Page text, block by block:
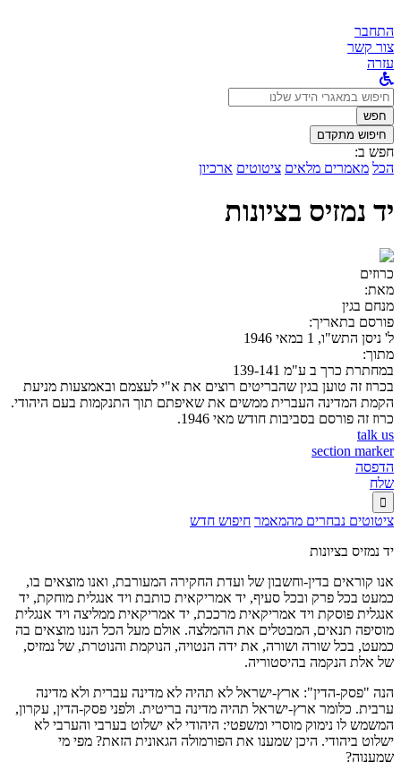
התחבר
צור קשר
עזרה
לחפש
ב:חפש
חיפוש מתקדם
חפש ב:
הכל מאמרים מלאים ציטוטים ארכיון
יד נמזיס בציונות
כרוזים
מאת:
מנחם בגין
פורסם בתאריך:
ל' ניסן התש"ו, 1 במאי 1946
מתוך:
במחתרת כרך ב ע"מ 139-141
בכרוז זה טוען בגין שהבריטים רוצים את א"י לעצמם ובאמצעות מניעת
הקמת המדינה העברית ממשים את שאיפתם תוך התנקמות בעם היהודי.
כרוז זה פורסם בסביבות חודש מאי 1946.
talk us
section marker
הדפסה
שלח

ציטוטים נבחרים מהמאמר חיפוש חדש
יד נמזיס בציונות
אנו קוראים בדין-וחשבון של ועדת החקירה המעורבת, ואנו מוצאים בו,
כמעט בכל פרק ובכל סעיף, יד אמריקאית כותבת ויד אנגלית מוחקת, יד
אנגלית פוסקת ויד אמריקאית מרככת, יד אמריקאית ממליצה ויד אנגלית
מוסיפה תנאים, המבטלים את ההמלצה. אולם מעל הכל הננו מוצאים בה
כמעט, בכל שורה ושורה, את ידה הנטויה, הנוקמת והנוטרת, של נמזיס,
של אלת הנקמה בהיסטוריה.
הנה "פסק-הדין": ארץ-ישראל לא תהיה לא מדינה עברית ולא מדינה
ערבית. כלומר ארץ-ישראל תהיה מדינה בריטית. ולפני פסק-הדין, עקרון,
המשמש לו נימוק מוסרי ומשפטי: היהודי לא ישלוט בערבי והערבי לא
ישלוט ביהודי. היכן שמענו את הפורמולה הגאונית הזאת? מפי מי
שמענוה?